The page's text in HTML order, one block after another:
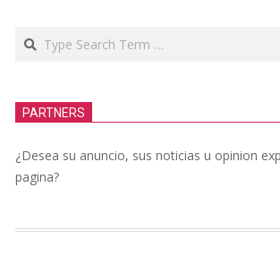
Search
PARTNERS
¿Desea su anuncio, sus noticias u opinion
pagina?